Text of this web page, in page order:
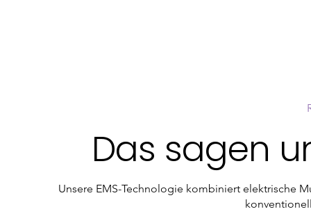
Unsere EMS-Technologie kombiniert elektrische
Das sagen